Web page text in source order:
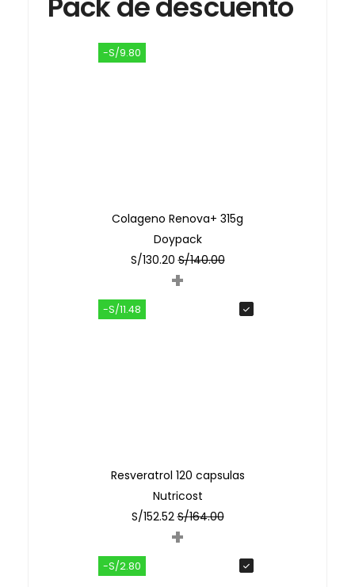
-S/9.80
Colageno Renova+ 315g
Doypack
S/130.20 S/140.00
+
-S/11.48
Resveratrol 120 capsulas
Nutricost
S/152.52 S/164.00
+
-S/2.80